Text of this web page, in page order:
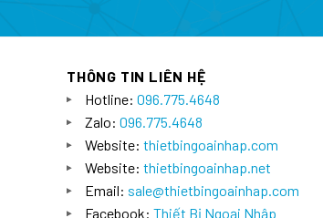
THÔNG TIN LIÊN HỆ
Hotline: 096.775.4648
Zalo: 096.775.4648
Website: thietbingoainhap.com
Website: thietbingoainhap.net
Email: sale@thietbingoainhap.com
Facebook: Thiết Bị Ngoại Nhập